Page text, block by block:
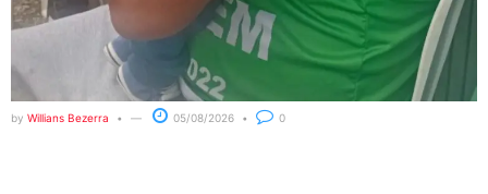
by Willians Bezerra 05/08/2026 0